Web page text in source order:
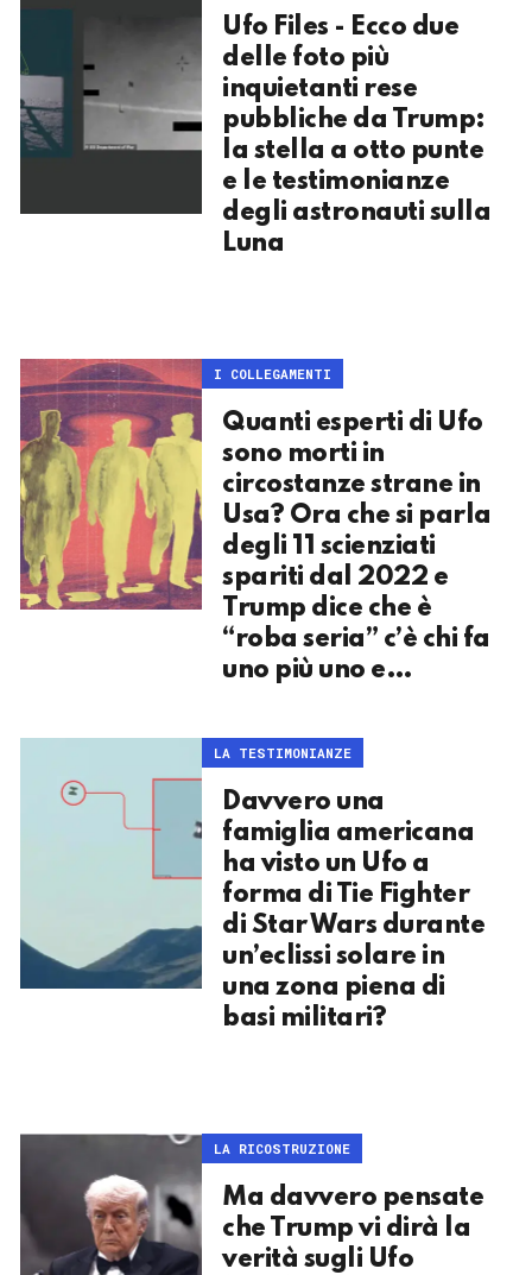
Ufo Files - Ecco due
delle foto più
inquietanti rese
pubbliche da Trump:
la stella a otto punte
e le testimonianze
degli astronauti sulla
Luna
I COLLEGAMENTI
Quanti esperti di Ufo
sono morti in
circostanze strane in
Usa? Ora che si parla
degli 11 scienziati
spariti dal 2022 e
Trump dice che è
“roba seria” c’è chi fa
uno più uno e…
LA TESTIMONIANZE
Davvero una
famiglia americana
ha visto un Ufo a
forma di Tie Fighter
di Star Wars durante
un’eclissi solare in
una zona piena di
basi militari?
LA RICOSTRUZIONE
Ma davvero pensate
che Trump vi dirà la
verità sugli Ufo